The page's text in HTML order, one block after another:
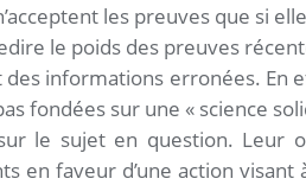
les preuves que si
le poids des preuves
informations erronées. En
fondées sur une « science
le sujet en question. Leur
en faveur d’une action